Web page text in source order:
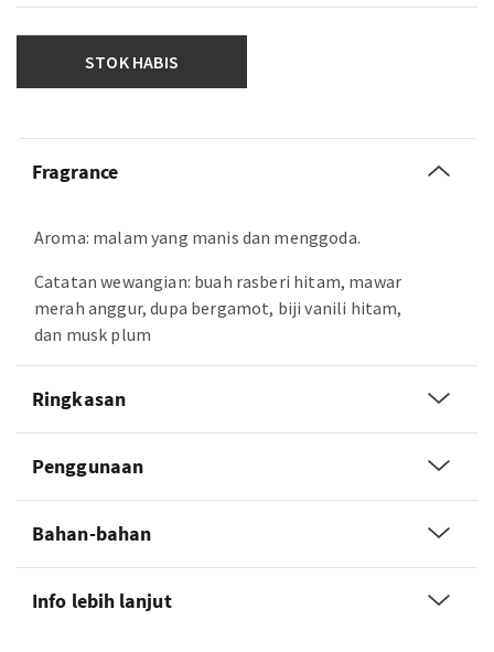
STOK HABIS
Fragrance
Aroma: malam yang manis dan menggoda.
Catatan wewangian: buah rasberi hitam, mawar
merah anggur, dupa bergamot, biji vanili hitam,
dan musk plum
Ringkasan
Penggunaan
Bahan-bahan
Info lebih lanjut